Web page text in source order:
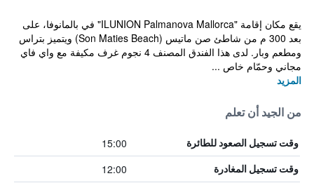
يقع مكان إقامة "ILUNION Palmanova Mallorca" في بالمانوفا، على
بعد 300 م من شاطئ صن ماتيس (Son Maties Beach) ويتميز بتراس
ومطعم وبار. لدى هذا الفندق المصنف 4 نجوم غرف مكيفة مع واي فاي
مجاني وحمّام خاص ...
المزيد
من الجيد أن تعلم
وقت تسجيل الصعود للطائرة 15:00
وقت تسجيل المغادرة 12:00